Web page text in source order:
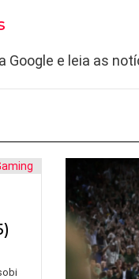
Google e leia as